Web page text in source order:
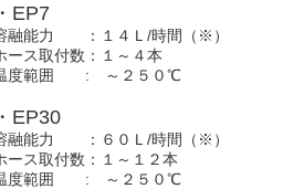
EP7
融能力 ：１４Ｌ/時間（※）
ース取付数：１～４本
度範囲 : ～２５０℃
EP30
融能力 ：６０Ｌ/時間（※）
ース取付数：１～１２本
度範囲 : ～２５０℃